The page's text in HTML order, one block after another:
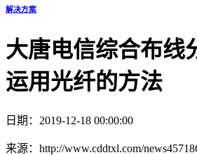
解决方案
大唐电信综合布线
运用光纤的方法
日期：2019-12-18 00:00:00
来源：http://www.cddtxl.com/